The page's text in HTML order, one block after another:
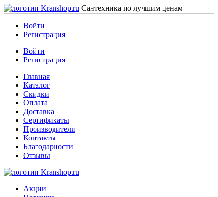
Сантехника по лучшим ценам
Войти
Регистрация
Войти
Регистрация
Главная
Каталог
Скидки
Оплата
Доставка
Сертификаты
Производители
Контакты
Благодарности
Отзывы
Акции